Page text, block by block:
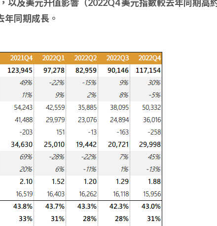
以及美元升值影響（2022Q4 美元指數較去年同期高
同期成長。